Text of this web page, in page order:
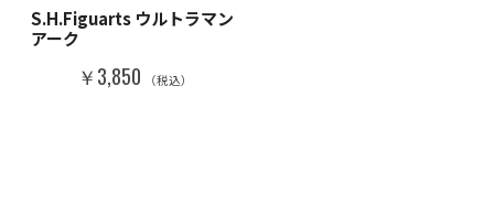
S.H.Figuarts ウルトラマン
アーク
￥3,850 （税込）